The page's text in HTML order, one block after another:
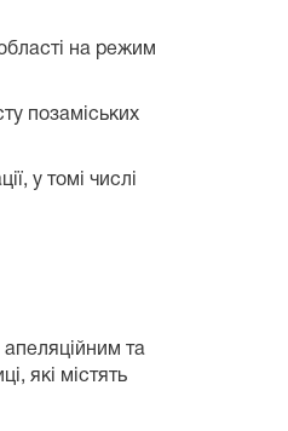
на режим
позаміських
у томі числі
та
які містять